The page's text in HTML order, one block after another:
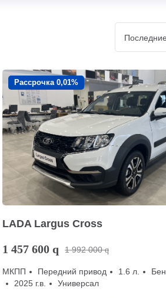
Рассрочка 0,01%
LADA Largus Cross
1 457 600 q 1 992 000 q
МКПП Передний привод 1.6 л.
2025 г.в.
Универсал